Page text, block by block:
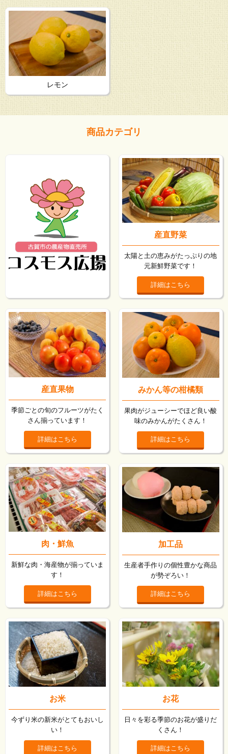
レモン
商品カテゴリ
産直野菜
太陽と土の恵みがたっぷりの地
元新鮮野菜です！
詳細はこちら
産直果物
季節ごとの旬のフルーツがたく
さん揃っています！
詳細はこちら
みかん等の柑橘類
果肉がジューシーでほど良い酸
味のみかんがたくさん！
詳細はこちら
肉・鮮魚
新鮮な肉・海産物が揃っていま
す！
詳細はこちら
加工品
生産者手作りの個性豊かな商品
が勢ぞろい！
詳細はこちら
お米
今ずり米の新米がとてもおいし
い！
詳細はこちら
お花
日々を彩る季節のお花が盛りだ
くさん！
詳細はこちら